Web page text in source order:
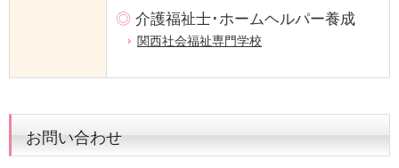
◎ 介護福祉士･ホームヘルパー養成
関西社会福祉専門学校
お問い合わせ